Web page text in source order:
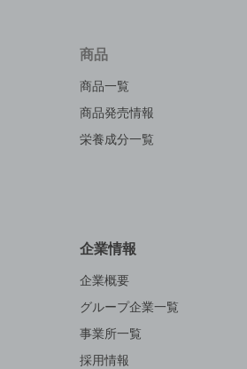
商品
商品一覧
商品発売情報
栄養成分一覧
企業情報
企業概要
グループ企業一覧
事業所一覧
採用情報